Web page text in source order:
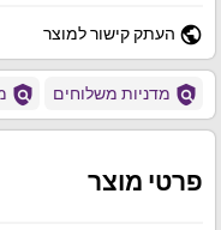
public העתק קישור למוצר
policy מדניות משלוחים policy
פרטי מוצר